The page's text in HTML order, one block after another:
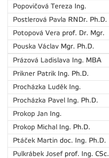
Popovičová Tereza Ing.
Postlerová Pavla RNDr. Ph.D.
Potopová Vera prof. Dr. Mgr.
Pouska Václav Mgr. Ph.D.
Prázová Ladislava Ing. MBA
Prikner Patrik Ing. Ph.D.
Procházka Luděk Ing.
Procházka Pavel Ing. Ph.D.
Prokop Jan Ing.
Prokop Michal Ing. Ph.D.
Ptáček Martin doc. Ing. Ph.D.
Pulkrábek Josef prof. Ing. CSc.